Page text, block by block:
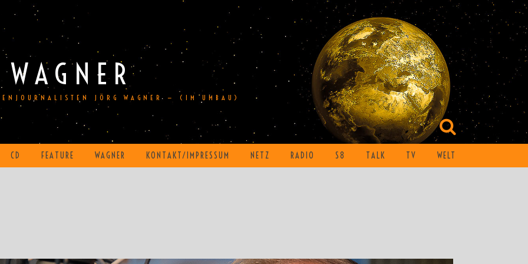
JÖRG WAGNER — (IM UMBAU)
CD FEATURE WAGNER KONTAKT/IMPRESSUM NETZ RADIO S8 TALK TV WELT